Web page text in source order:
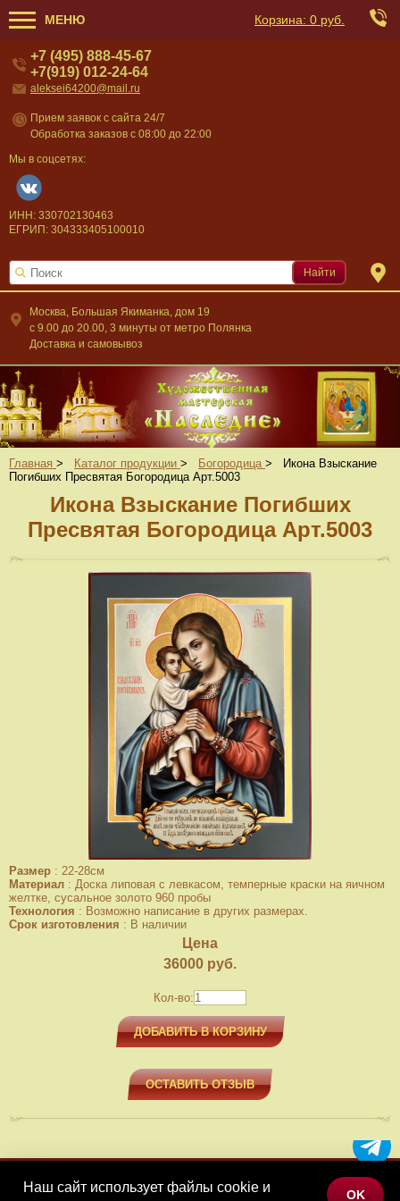
МЕНЮ Корзина: 0 руб.
Москва, Большая Якиманка, дом 19
c 9.00 до 20.00, 3 минуты от метро Полянка
Доставка и самовывоз
+7 (495) 888-45-67
+7(919) 012-24-64
aleksei64200@mail.ru
Прием заявок с сайта 24/7
Обработка заказов с 08:00 до 22:00
Мы в соцсетях:
ИНН: 330702130463
ЕГРИП: 304333405100010
Найти
Главная > Каталог продукции > Богородица >
Икона Взыскание
Погибших Пресвятая Богородица Арт.5003
Икона Взыскание Погибших
Пресвятая Богородица Арт.5003
Размер : 22-28см
Материал : Доска липовая с левкасом, темперные краски на яичном
желтке, сусальное золото 960 пробы
Технология : Возможно написание в других размерах.
Срок изготовления : В наличии
Цена
36000 руб.
Кол-во:
ДОБАВИТЬ В КОРЗИНУ
ОСТАВИТЬ ОТЗЫВ
МЕНЮ
Наш сайт использует файлы cookie и
OK